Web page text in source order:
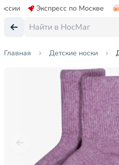
Экспресс по Москве
Главная Детские носки